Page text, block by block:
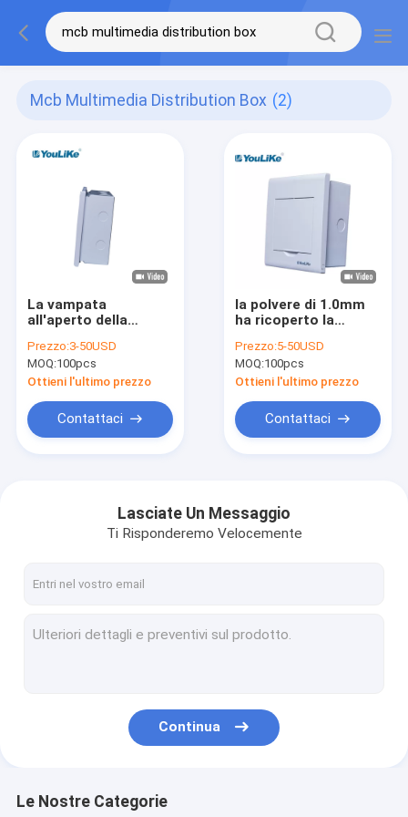
Mcb Multimedia Distribution Box (2)
La vampata
all'aperto della
distribuzione di
corrente elettrica
della ferrovia MCB di
baccano ha montato
il modo 10
Prezzo:3-50USD
MOQ:100pcs
Ottieni l'ultimo prezzo
Contattaci
la polvere di 1.0mm
ha ricoperto la
distribuzione a livello
d'acciaio del
supporto di vite 55A
63A
Prezzo:5-50USD
MOQ:100pcs
Ottieni l'ultimo prezzo
Contattaci
Lasciate Un Messaggio
Ti Risponderemo Velocemente
Continua
Le Nostre Categorie